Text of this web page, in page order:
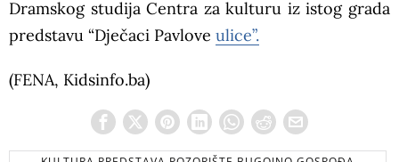
Dramskog studija Centra za kulturu iz istog grada
predstavu “Dječaci Pavlove ulice”.
(FENA, Kidsinfo.ba)